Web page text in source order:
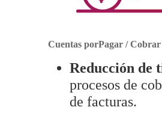
Cuentas porPagar / Cobrar
Reducción de
procesos de
de facturas.